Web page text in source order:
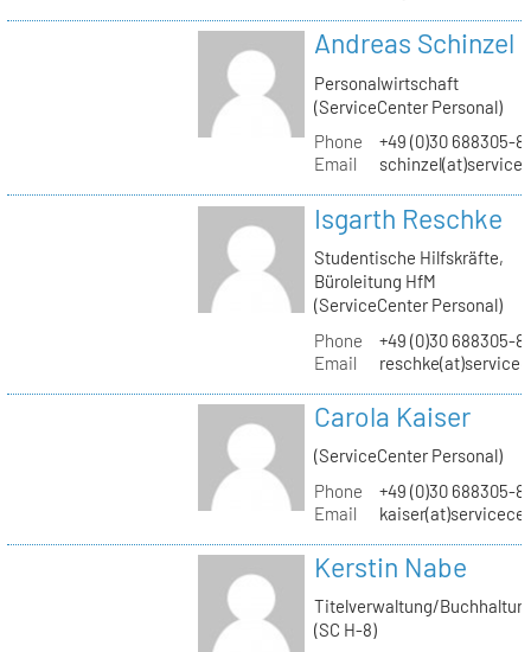
Andreas Schinzel
Personalwirtschaft
(ServiceCenter Personal)
Phone
+49 (0)30 688305-
Email
Isgarth Reschke
Studentische Hilfskräfte,
Büroleitung HfM
(ServiceCenter Personal)
Phone
+49 (0)30 688305-
Email
Carola Kaiser
(ServiceCenter Personal)
Phone
+49 (0)30 688305-
Email
Kerstin Nabe
Titelverwaltung/
(SC H-8)